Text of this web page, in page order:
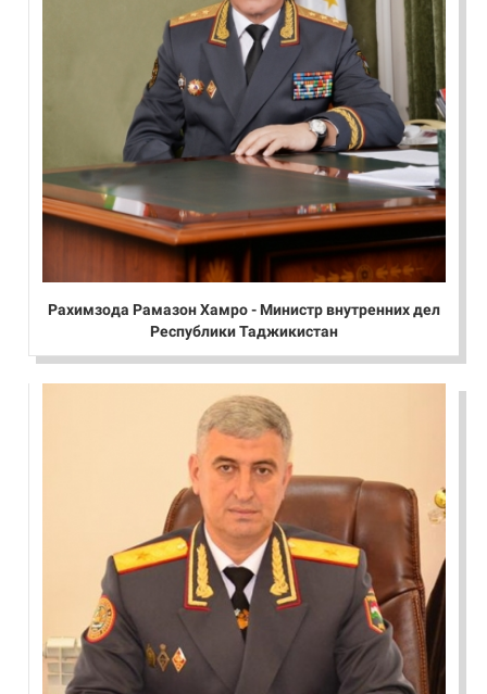
Рахимзода Рамазон Хамро - Министр внутренних дел
Республики Таджикистан